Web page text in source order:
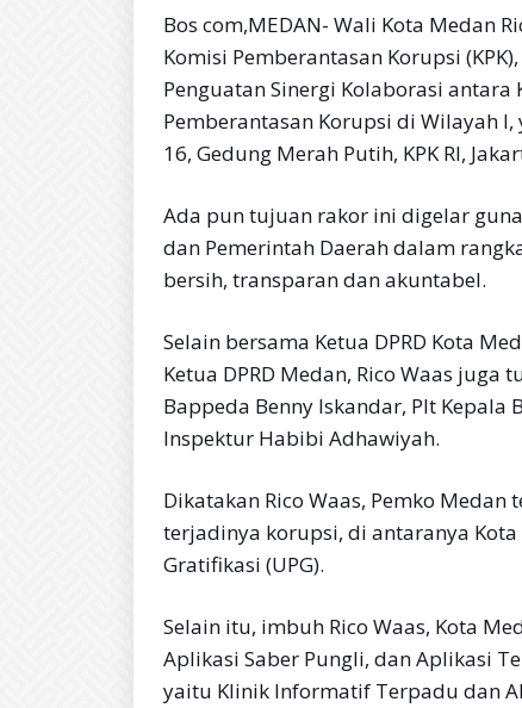
Bos com,MEDAN- Wali Kota Medan
Komisi Pemberantasan Korupsi
Penguatan Sinergi Kolaborasi antara
Pemberantasan Korupsi di Wilayah
16, Gedung Merah Putih, KPK RI,
Ada pun tujuan rakor ini digelar
dan Pemerintah Daerah dalam
bersih, transparan dan akuntabel.
Selain bersama Ketua DPRD Kota
Ketua DPRD Medan, Rico Waas
Bappeda Benny Iskandar, Plt Kepala
Inspektur Habibi Adhawiyah.
Dikatakan Rico Waas, Pemko
terjadinya korupsi, di antaranya
Gratifikasi (UPG).
Selain itu, imbuh Rico Waas, Kota
Aplikasi Saber Pungli, dan Aplikasi
yaitu Klinik Informatif Terpadu dan